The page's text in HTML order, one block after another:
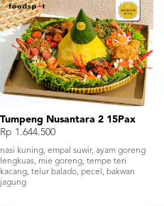
Tumpeng Nusantara 2 15Pax
Rp 1.644.500
nasi kuning, empal suwir, ayam goreng
lengkuas, mie goreng, tempe teri
kacang, telur balado, pecel, bakwan
jagung